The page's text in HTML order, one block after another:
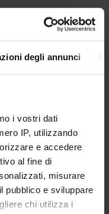
degli annunci
i vostri dati
IP, utilizzando
e accedere
al fine di
misurare
pubblico e sviluppare
chi utilizza i